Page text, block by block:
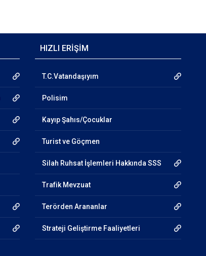
HIZLI ERİŞİM
T.C.Vatandaşıyım
Polisim
Kayıp Şahıs/Çocuklar
Turist ve Göçmen
Silah Ruhsat İşlemleri Hakkında SSS
Trafik Mevzuat
Terörden Arananlar
Strateji Geliştirme Faaliyetleri